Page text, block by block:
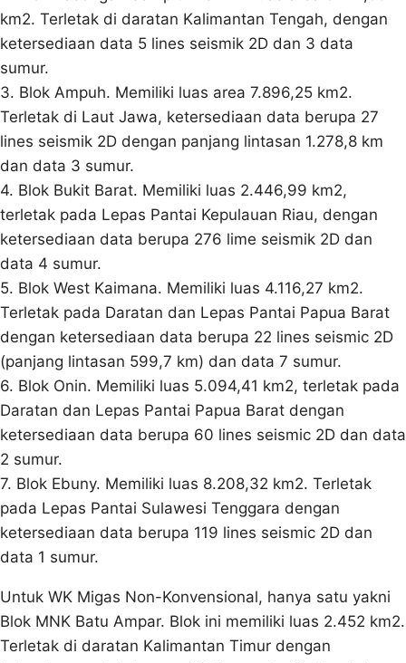
km2. Terletak di daratan Kalimantan Tengah, dengan
ketersediaan data 5 lines seismik 2D dan 3 data
sumur.
3. Blok Ampuh. Memiliki luas area 7.896,25 km2.
Terletak di Laut Jawa, ketersediaan data berupa 27
lines seismik 2D dengan panjang lintasan 1.278,8 km
dan data 3 sumur.
4. Blok Bukit Barat. Memiliki luas 2.446,99 km2,
terletak pada Lepas Pantai Kepulauan Riau, dengan
ketersediaan data berupa 276 lime seismik 2D dan
data 4 sumur.
5. Blok West Kaimana. Memiliki luas 4.116,27 km2.
Terletak pada Daratan dan Lepas Pantai Papua Barat
dengan ketersediaan data berupa 22 lines seismic 2D
(panjang lintasan 599,7 km) dan data 7 sumur.
6. Blok Onin. Memiliki luas 5.094,41 km2, terletak pada
Daratan dan Lepas Pantai Papua Barat dengan
ketersediaan data berupa 60 lines seismic 2D dan data
2 sumur.
7. Blok Ebuny. Memiliki luas 8.208,32 km2. Terletak
pada Lepas Pantai Sulawesi Tenggara dengan
ketersediaan data berupa 119 lines seismic 2D dan
data 1 sumur.
Untuk WK Migas Non-Konvensional, hanya satu yakni
Blok MNK Batu Ampar. Blok ini memiliki luas 2.452 km2.
Terletak di daratan Kalimantan Timur dengan